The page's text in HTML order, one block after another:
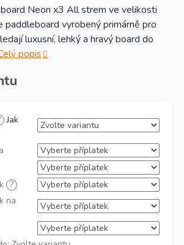
Jak
?
na
Neon x3 All strem ve velikosti
paddleboard vyrobený primárně pro
luxusní, lehký a hravý board do
popis